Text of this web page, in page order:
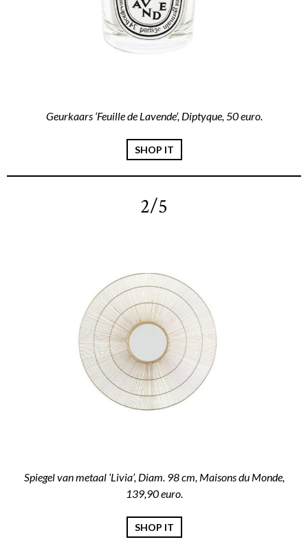
Geurkaars ‘Feuille de Lavende’, Diptyque, 50 euro.
SHOP IT
2/5
Spiegel van metaal ‘Livia’, Diam. 98 cm, Maisons du Monde,
139,90 euro.
SHOP IT